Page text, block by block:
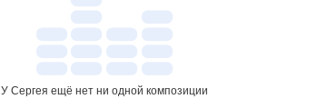
У Сергея ещё нет ни одной композиции